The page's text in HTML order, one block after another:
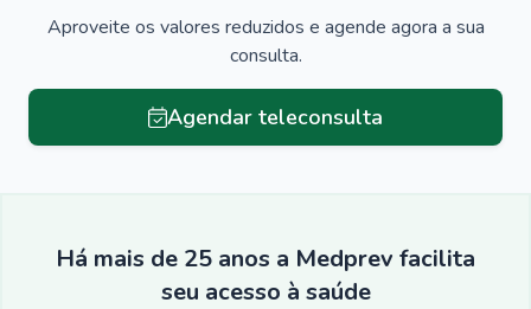
Aproveite os valores reduzidos e agende agora a sua
consulta.
Agendar teleconsulta
Há mais de 25 anos a Medprev facilita
seu acesso à saúde